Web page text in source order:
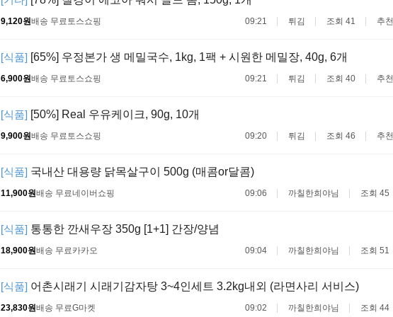
9,120원배송 무료 토스쇼핑 09:21 튀김 조회 41 추
[식품] [65%] 우정본가 생 메밀국수, 1kg, 1팩 + 시원한 메밀장, 40g, 6개
6,900원배송 무료 토스쇼핑 09:21 튀김 조회 40 추
[식품] [50%] Real 우유케이크, 90g, 10개
9,900원배송 무료 토스쇼핑 09:20 튀김 조회 46 추
[식품] 국내산 대용량 닭목살구이 500g (매콤or달콤)
11,900원배송 무료네이버쇼핑 09:06 까칠한희야님 조회 45
[식품] 통통한 깐새우장 350g [1+1] 간장/양념
18,900원배송 무료 카카오 09:04 까칠한희야님 조회 51
[식품] 어촌시래기 시래기감자탕 3~4인세트 3.2kg내외 (라면사리 서비스)
23,830원배송 무료G마켓 09:02 까칠한희야님 조회 44